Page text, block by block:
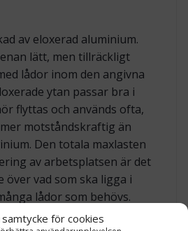
för cookies
av eloxerad aluminium.
lätt, men tillräckligt
lådor inom den angivna
ytan passar bra i
flyttas och används ofta,
motståndskraftig än
Den totala maxlasten
av arbetsplatsen är det
vad som ska ligga i
lådor som behövs.
kopplingar, etiketter,